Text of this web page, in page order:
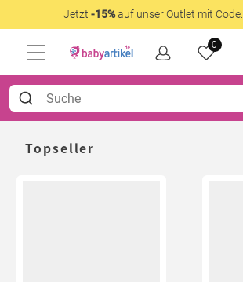
Jetzt -15%auf unser Outlet mit Code:
0
Topseller